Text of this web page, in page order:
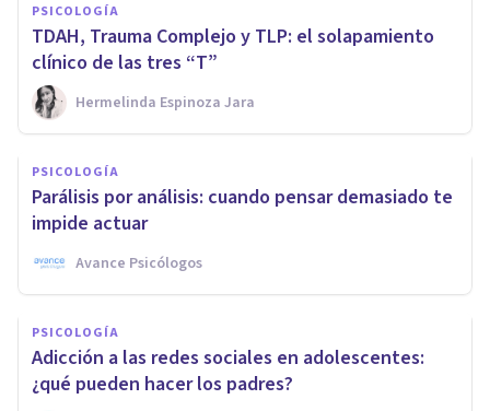
PSICOLOGÍA
TDAH, Trauma Complejo y TLP: el solapamiento
clínico de las tres “T”
Hermelinda Espinoza Jara
PSICOLOGÍA
Parálisis por análisis: cuando pensar demasiado te
impide actuar
Avance Psicólogos
PSICOLOGÍA
Adicción a las redes sociales en adolescentes:
¿qué pueden hacer los padres?